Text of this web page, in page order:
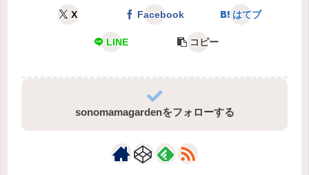
X Facebook はてブ
LINE コピー
sonomamagardenをフォローする